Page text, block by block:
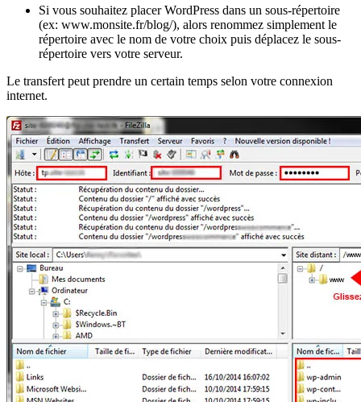
Si vous souhaitez placer WordPress dans un sous-répertoire
(ex: www.monsite.fr/blog/), alors renommez simplement le
répertoire avec le nom de votre choix puis déplacez le sous-
répertoire vers votre serveur.
Le transfert peut prendre un certain temps selon votre connexion
internet.